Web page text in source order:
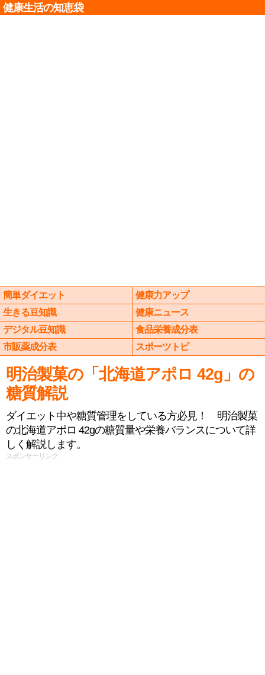
健康生活の知恵袋
簡単ダイエット
健康力アップ
生きる豆知識
健康ニュース
デジタル豆知識
食品栄養成分表
市販薬成分表
スポーツトピ
明治製菓の「北海道アポロ 42g」の
糖質解説
ダイエット中や糖質管理をしている方必見！ 明治製菓
の北海道アポロ 42gの糖質量や栄養バランスについて詳
しく解説します。
スポンサーリンク